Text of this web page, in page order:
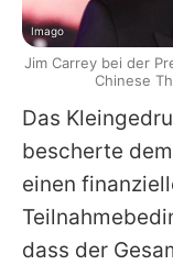
Das
bescherte
einen
dass der
Imago
Jim Carrey bei der
Chinese